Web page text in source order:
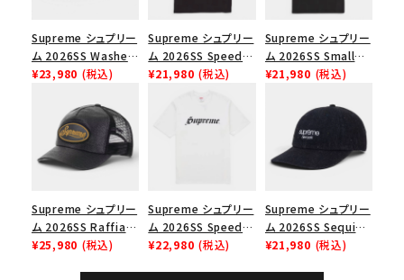
円 ～
在庫のない商品を表示する
絞り込んで検索する
Supreme シュプリー
ム 2026SS Washed
Chino Twill Camp
ノツイル キャンプキャ
ップ ブラック
¥23,980 (税込)
Supreme シュプリー
ム 2026SS Speed
Tee スピードTシャツ
¥21,980 (税込)
Supreme シュプリー
ム 2026SS Small
Box Tee スモールボ
¥21,980 (税込)
Supreme シュプリー
ム 2026SS Raffia
Mesh Back 5-Panel
¥25,980 (税込)
Supreme シュプリー
ム 2026SS Speed
Tee スピードTシャツ
¥22,980 (税込)
Supreme シュプリー
ム 2026SS Sequin
Denim Classic
¥21,980 (税込)